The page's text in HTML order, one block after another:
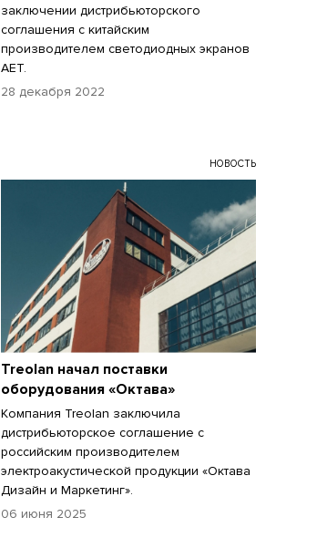
заключении дистрибьюторского
соглашения с китайским
производителем светодиодных экранов
AET.
28 декабря 2022
НОВОСТЬ
Treolan начал поставки
оборудования «Октава»
Компания Treolan заключила
дистрибьюторское соглашение с
российским производителем
электроакустической продукции «Октава
Дизайн и Маркетинг».
06 июня 2025